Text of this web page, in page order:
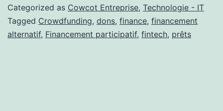
Categorized as Cowcot Entreprise, Technologie - IT
Tagged Crowdfunding, dons, finance, financement
alternatif, Financement participatif, fintech, prêts